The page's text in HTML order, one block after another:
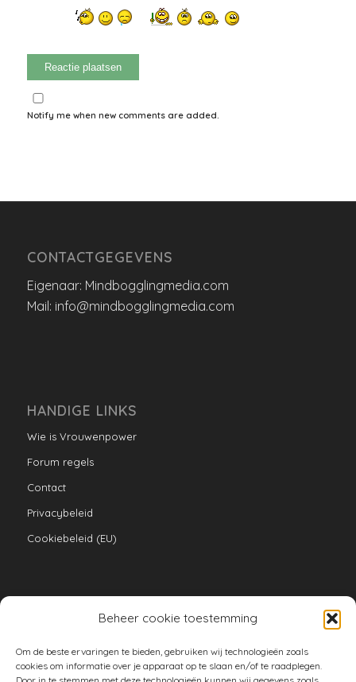
Beheer cookie toestemming
Om de beste ervaringen te bieden, gebruiken wij technologieën zoals
cookies om informatie over je apparaat op te slaan en/of te raadplegen.
Notify me when new comments are added.
CONTACTGEGEVENS
Eigenaar: Mindbogglingmedia.com
Mail: info@mindbogglingmedia.com
HANDIGE LINKS
Wie is Vrouwenpower
Forum regels
Contact
Privacybeleid
Cookiebeleid (EU)
armoe keuken